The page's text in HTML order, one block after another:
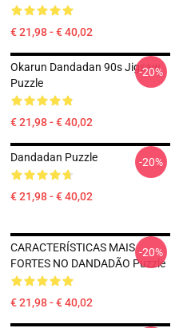
€ 21,98 - € 40,02
Okarun Dandadan 90s Jigsaw
Puzzle
€ 21,98 - € 40,02
-20%
Dandadan Puzzle
€ 21,98 - € 40,02
-20%
CARACTERÍSTICAS MAIS
FORTES NO DANDADÃO Puzzle
€ 21,98 - € 40,02
-20%